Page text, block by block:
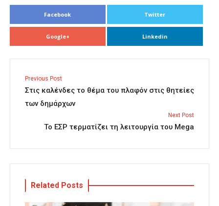
Facebook Twitter
Google+ Linkedin
Previous Post
Στις καλένδες το θέμα του πλαφόν στις θητείες
των δημάρχων
Next Post
Το ΕΣΡ τερματίζει τη λειτουργία του Mega
Related Posts